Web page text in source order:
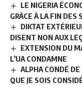
LE NIGERIA
GRÂCE À LA FIN DES
DIKTAT
DISENT NON AUX
EXTENSION DU
L’UA CONDAMNE
ALPHA CONDÉ DE
QUE JE SOIS